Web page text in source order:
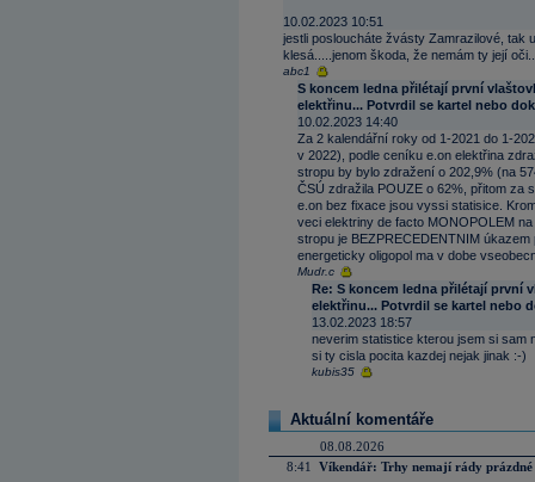
10.02.2023 10:51
jestli posloucháte žvásty Zamrazilové, tak
klesá.....jenom škoda, že nemám ty její
abc1
S koncem ledna přilétají první
elektřinu... Potvrdil se kartel nebo
10.02.2023 14:40
Za 2 kalendářní roky od 1-2021 do 1-
v 2022), podle ceníku e.on elektřina
stropu by bylo zdražení o 202,9% (na
ČSÚ zdražila POUZE o 62%, přitom za
e.on bez fixace jsou vyssi statisice.
veci elektriny de facto MONOPOLEM
stropu je BEZPRECEDENTNIM
energeticky oligopol ma v dobe
Mudr.c
Re: S koncem ledna přilétají první
elektřinu... Potvrdil se kartel nebo
13.02.2023 18:57
neverim statistice kterou jsem si sam
si ty cisla pocita kazdej nejak jinak :-)
kubis35
Aktuální komentáře
08.08.2026
8:41
Víkendář: Trhy nemají rády prázdné